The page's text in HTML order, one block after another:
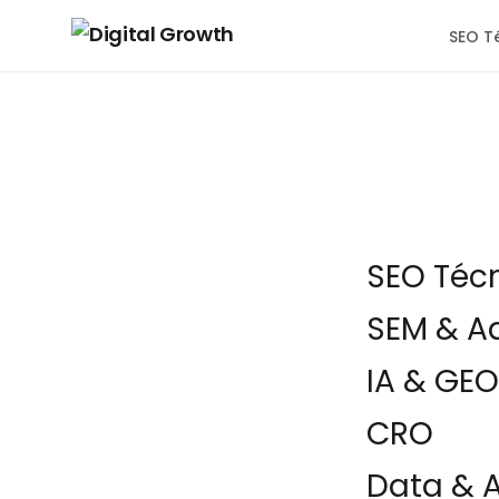
SEO
SEO
SEM &
IA & GEO
CRO
Data &
Las